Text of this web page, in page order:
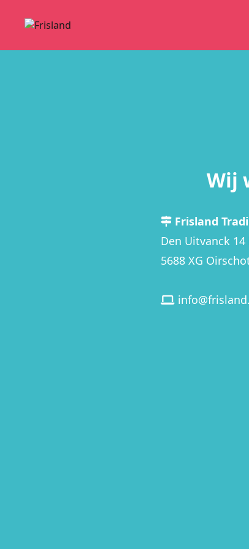
Wij
Frisland
Den Uitvanck 14
5688 XG